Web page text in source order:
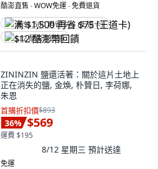
酷澎直售 ∙ WOW免運 ∙ 免費退貨
满 $1,500 再省 $75 (王道卡)
$12 酷澎幣回饋
ZININZIN 鹽還活著：關於這片土地上
正在消失的鹽, 金煥, 朴贊日, 李荷娜,
朱恩
首購折扣價$893
36% $569
運費 $195
8/12 星期三 預計送達
免運